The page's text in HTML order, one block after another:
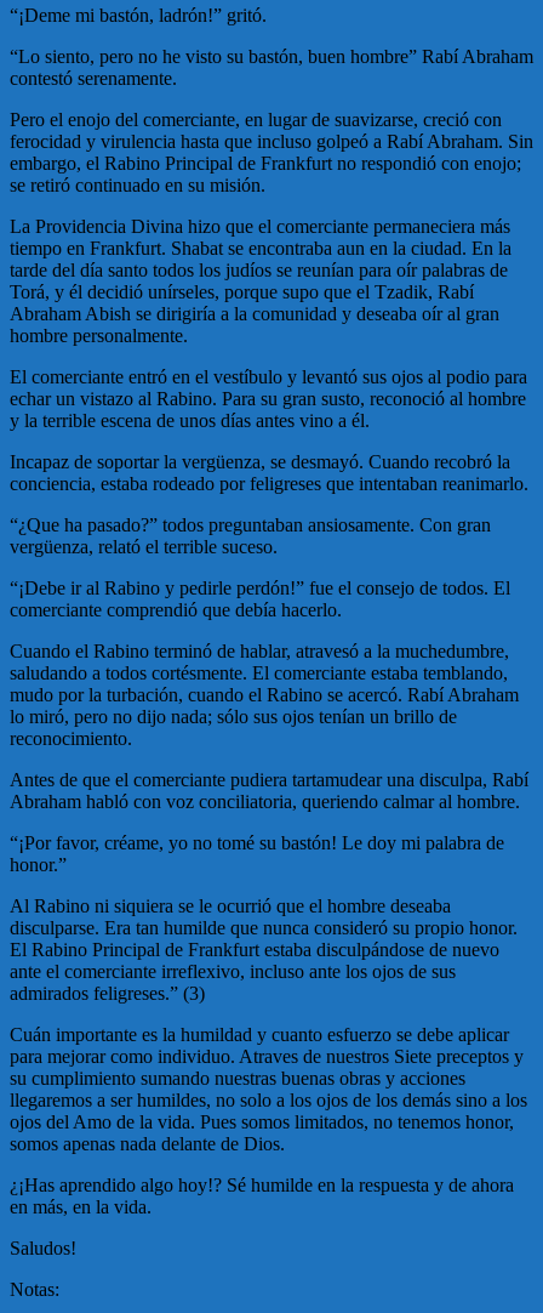
“¡Deme mi bastón, ladrón!” gritó.
“Lo siento, pero no he visto su bastón, buen hombre” Rabí Abraham
contestó serenamente.
Pero el enojo del comerciante, en lugar de suavizarse, creció con
ferocidad y virulencia hasta que incluso golpeó a Rabí Abraham. Sin
embargo, el Rabino Principal de Frankfurt no respondió con enojo;
se retiró continuado en su misión.
La Providencia Divina hizo que el comerciante permaneciera más
tiempo en Frankfurt. Shabat se encontraba aun en la ciudad. En la
tarde del día santo todos los judíos se reunían para oír palabras de
Torá, y él decidió unírseles, porque supo que el Tzadik, Rabí
Abraham Abish se dirigiría a la comunidad y deseaba oír al gran
hombre personalmente.
El comerciante entró en el vestíbulo y levantó sus ojos al podio para
echar un vistazo al Rabino. Para su gran susto, reconoció al hombre
y la terrible escena de unos días antes vino a él.
Incapaz de soportar la vergüenza, se desmayó. Cuando recobró la
conciencia, estaba rodeado por feligreses que intentaban reanimarlo.
“¿Que ha pasado?” todos preguntaban ansiosamente. Con gran
vergüenza, relató el terrible suceso.
“¡Debe ir al Rabino y pedirle perdón!” fue el consejo de todos. El
comerciante comprendió que debía hacerlo.
Cuando el Rabino terminó de hablar, atravesó a la muchedumbre,
saludando a todos cortésmente. El comerciante estaba temblando,
mudo por la turbación, cuando el Rabino se acercó. Rabí Abraham
lo miró, pero no dijo nada; sólo sus ojos tenían un brillo de
reconocimiento.
Antes de que el comerciante pudiera tartamudear una disculpa, Rabí
Abraham habló con voz conciliatoria, queriendo calmar al hombre.
“¡Por favor, créame, yo no tomé su bastón! Le doy mi palabra de
honor.”
Al Rabino ni siquiera se le ocurrió que el hombre deseaba
disculparse. Era tan humilde que nunca consideró su propio honor.
El Rabino Principal de Frankfurt estaba disculpándose de nuevo
ante el comerciante irreflexivo, incluso ante los ojos de sus
admirados feligreses.” (3)
Cuán importante es la humildad y cuanto esfuerzo se debe aplicar
para mejorar como individuo. Atraves de nuestros Siete preceptos y
su cumplimiento sumando nuestras buenas obras y acciones
llegaremos a ser humildes, no solo a los ojos de los demás sino a los
ojos del Amo de la vida. Pues somos limitados, no tenemos honor,
somos apenas nada delante de Dios.
¿¡Has aprendido algo hoy!? Sé humilde en la respuesta y de ahora
en más, en la vida.
Saludos!
Notas: